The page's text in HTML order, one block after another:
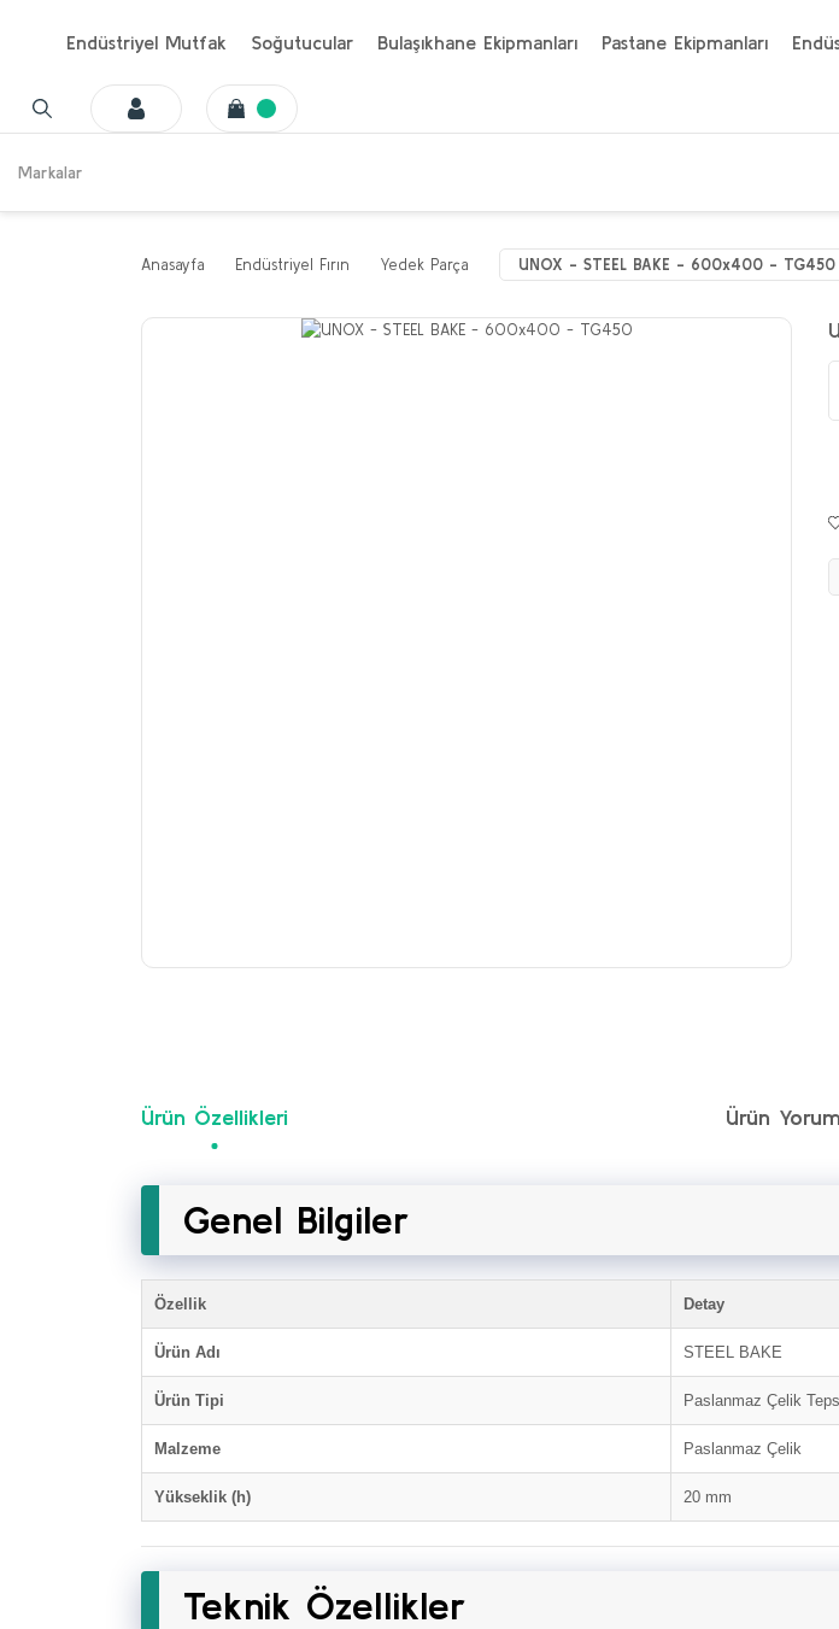
Endüstriyel Mutfak Soğutucular Bulaşıkhane Ekipmanları Pastane Ekipmanları
Markalar
Anasayfa Endüstriyel Fırın Yedek Parça UNOX - STEEL BAKE - 600x400 - TG450
Ürün Özellikleri Ürün
Genel Bilgiler
Özellik Detay
Ürün Adı STEEL BAKE
Ürün Tipi Paslanmaz Çelik
Malzeme Paslanmaz Çelik
Yükseklik (h) 20 mm
Teknik Özellikler